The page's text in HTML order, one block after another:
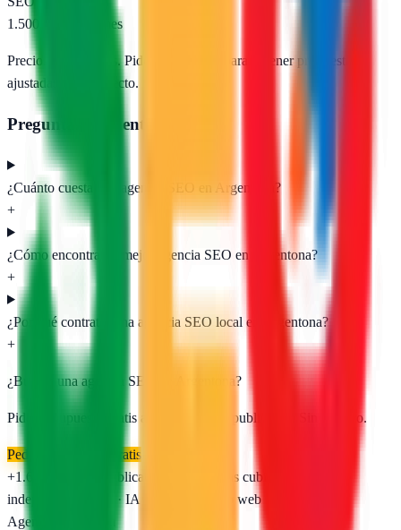
1.500 – 5.000 €/mes
Precios orientativos. Pide presupuesto para obtener propuestas
ajustadas a tu proyecto.
Preguntas frecuentes
¿Cuánto cuesta una agencia SEO en Argentona?
+
¿Cómo encontrar la mejor agencia SEO en Argentona?
+
¿Por qué contratar una agencia SEO local en Argentona?
+
¿Buscas una agencia SEO en Argentona?
Pide presupuesto gratis a las agencias publicadas. Sin registro.
Pedir presupuesto gratis
+1.650
agencias publicadas provincias cubiertas
independiente
SEO · IA · GEO · Diseño web
AgenciasSEO